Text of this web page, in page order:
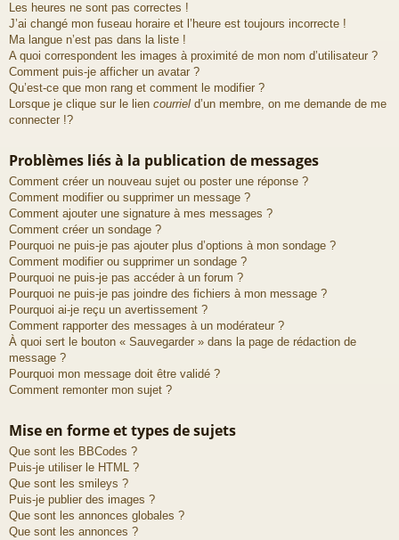
Les heures ne sont pas correctes !
J’ai changé mon fuseau horaire et l’heure est toujours incorrecte !
Ma langue n’est pas dans la liste !
A quoi correspondent les images à proximité de mon nom d’utilisateur ?
Comment puis-je afficher un avatar ?
Qu’est-ce que mon rang et comment le modifier ?
Lorsque je clique sur le lien courriel d’un membre, on me demande de me
connecter !?
Problèmes liés à la publication de messages
Comment créer un nouveau sujet ou poster une réponse ?
Comment modifier ou supprimer un message ?
Comment ajouter une signature à mes messages ?
Comment créer un sondage ?
Pourquoi ne puis-je pas ajouter plus d’options à mon sondage ?
Comment modifier ou supprimer un sondage ?
Pourquoi ne puis-je pas accéder à un forum ?
Pourquoi ne puis-je pas joindre des fichiers à mon message ?
Pourquoi ai-je reçu un avertissement ?
Comment rapporter des messages à un modérateur ?
À quoi sert le bouton « Sauvegarder » dans la page de rédaction de
message ?
Pourquoi mon message doit être validé ?
Comment remonter mon sujet ?
Mise en forme et types de sujets
Que sont les BBCodes ?
Puis-je utiliser le HTML ?
Que sont les smileys ?
Puis-je publier des images ?
Que sont les annonces globales ?
Que sont les annonces ?